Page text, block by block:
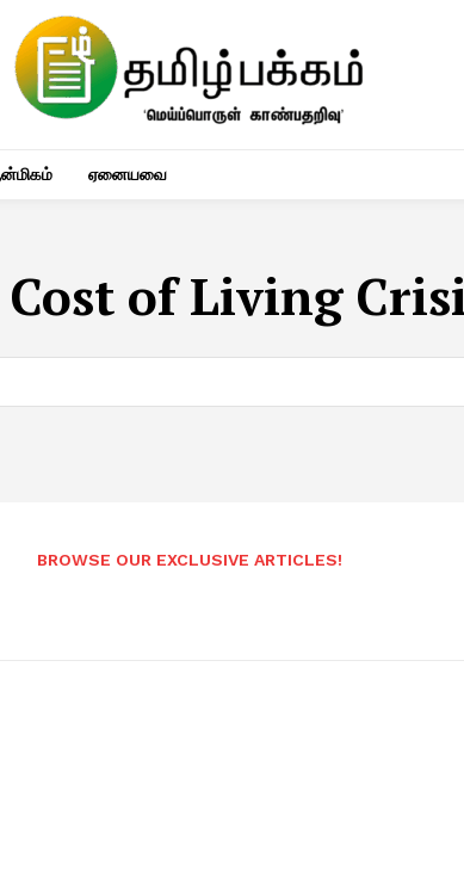
ஏனையவை
Cost of Living
BROWSE OUR EXCLUSIVE ARTICLES!